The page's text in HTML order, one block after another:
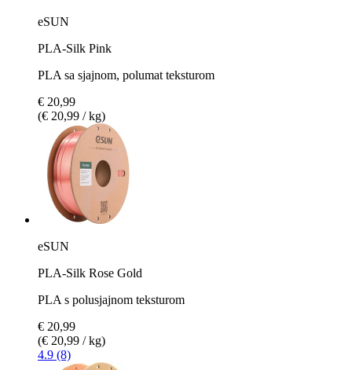
eSUN
PLA-Silk Pink
PLA sa sjajnom, polumat teksturom
€ 20,99
(€ 20,99 / kg)
eSUN
PLA-Silk Rose Gold
PLA s polusjajnom teksturom
€ 20,99
(€ 20,99 / kg)
4.9 (8)